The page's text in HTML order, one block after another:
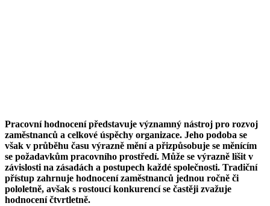
Pracovní hodnocení představuje významný nástroj pro rozvoj
zaměstnanců a celkové úspěchy organizace. Jeho podoba se
však v průběhu času výrazně mění a přizpůsobuje se měnícím
se požadavkům pracovního prostředí. Může se výrazně lišit v
závislosti na zásadách a postupech každé společnosti. Tradiční
přístup zahrnuje hodnocení zaměstnanců jednou ročně či
pololetně, avšak s rostoucí konkurencí se častěji zvažuje
hodnocení čtvrtletně.